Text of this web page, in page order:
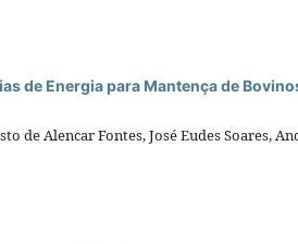
de Energia para Mantença de
de Alencar Fontes, José Eudes Soares,